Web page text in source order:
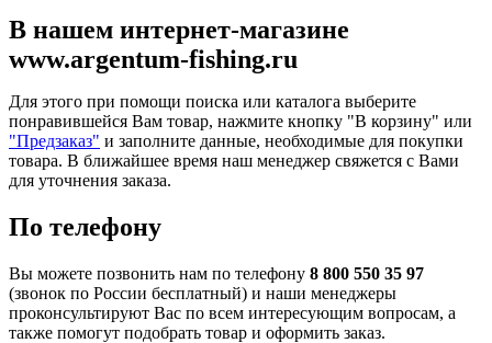
В нашем интернет-магазине
www.аrgentum-fishing.ru
Для этого при помощи поиска или каталога выберите
понравившейся Вам товар, нажмите кнопку "В корзину" или
"Предзаказ" и заполните данные, необходимые для покупки
товара. В ближайшее время наш менеджер свяжется с Вами
для уточнения заказа.
По телефону
Вы можете позвонить нам по телефону 8 800 550 35 97
(звонок по России бесплатный) и наши менеджеры
проконсультируют Вас по всем интересующим вопросам, а
также помогут подобрать товар и оформить заказ.